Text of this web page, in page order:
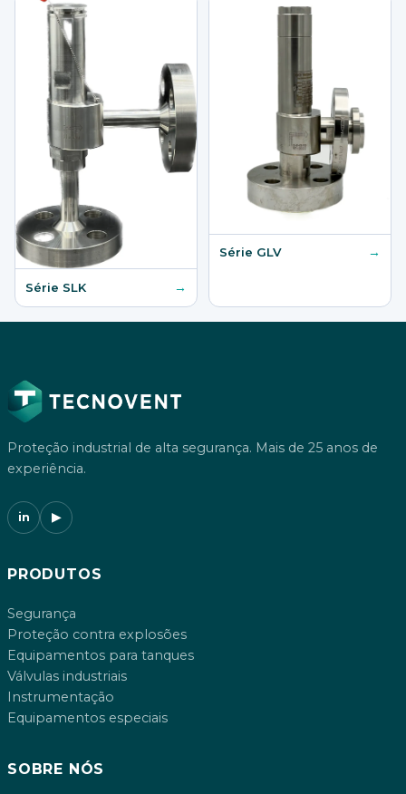
Série SLK →
Série GLV →
Proteção industrial de alta segurança. Mais de 25 anos de
experiência.
in ▶
PRODUTOS
Segurança
Proteção contra explosões
Equipamentos para tanques
Válvulas industriais
Instrumentação
Equipamentos especiais
SOBRE NÓS